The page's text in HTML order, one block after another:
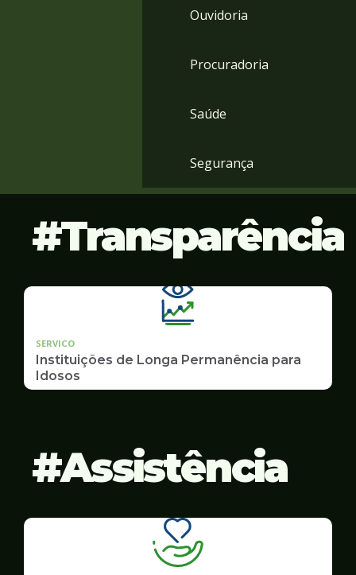
Ouvidoria
Procuradoria
Saúde
Segurança
Transparência
SERVICO
Instituições de Longa Permanência para
Idosos
Assistência